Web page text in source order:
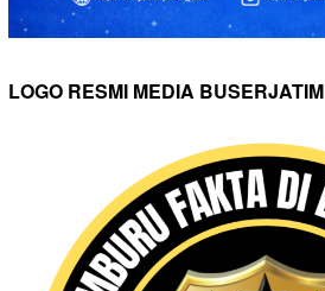
LOGO RESMI MEDIA BUSERJATIM